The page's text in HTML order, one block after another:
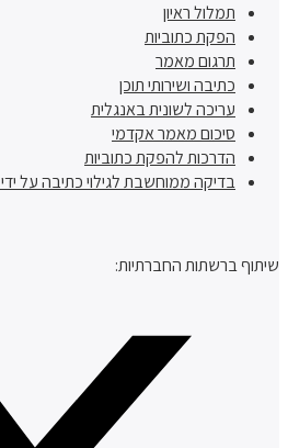
תמלול ראיון
הפקת כתוביות
תרגום מאמר
כתיבה ושירותי תוכן
עריכה לשונית באנגלית
סיכום מאמר אקדמי
הדרכות להפקת כתוביות
בדיקה ממוחשבת לגילוי כתיבה על ידי AI
שיתוף ברשתות החברתיות: